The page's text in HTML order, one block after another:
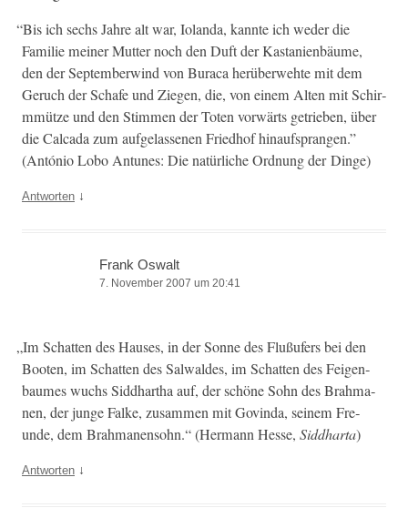
“Bis ich sechs Jahre alt war, Iolan­da, kan­nte ich wed­er die
Fam­i­lie mein­er Mut­ter noch den Duft der Kas­tanien­bäume,
den der Sep­tem­ber­wind von Bura­ca herüber­we­hte mit dem
Geruch der Schafe und Ziegen, die, von einem Alten mit Schir­
m­mütze und den Stim­men der Toten vor­wärts getrieben, über
die Cal­ca­da zum aufge­lasse­nen Fried­hof hin­auf­sprangen.”
(António Lobo Antunes: Die natür­liche Ord­nung der Dinge)
Antworten ↓
Frank Oswalt
7. November 2007 um 20:41
„Im Schat­ten des Haus­es, in der Sonne des Flußufers bei den
Booten, im Schat­ten des Sal­waldes, im Schat­ten des Feigen­
baumes wuchs Sid­dhartha auf, der schöne Sohn des Brah­ma­
nen, der junge Falke, zusam­men mit Govin­da, seinem Fre­
unde, dem Brah­ma­nen­sohn.“ (Her­mann Hesse, Sid­dhar­ta)
Antworten ↓